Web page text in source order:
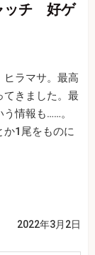
ッチ 好ゲ
ヒラマサ。最高
てきました。最
情報も……。
か1尾をものに
2022年3月2日